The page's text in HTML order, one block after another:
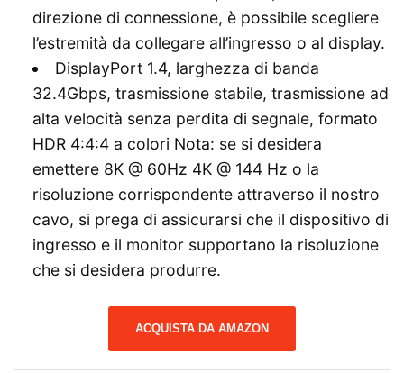
direzione di connessione, è possibile scegliere
l’estremità da collegare all’ingresso o al display.
DisplayPort 1.4, larghezza di banda
32.4Gbps, trasmissione stabile, trasmissione ad
alta velocità senza perdita di segnale, formato
HDR 4:4:4 a colori Nota: se si desidera
emettere 8K @ 60Hz 4K @ 144 Hz o la
risoluzione corrispondente attraverso il nostro
cavo, si prega di assicurarsi che il dispositivo di
ingresso e il monitor supportano la risoluzione
che si desidera produrre.
ACQUISTA DA AMAZON